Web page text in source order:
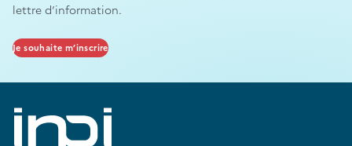
lettre d’information.
Je souhaite m’inscrire